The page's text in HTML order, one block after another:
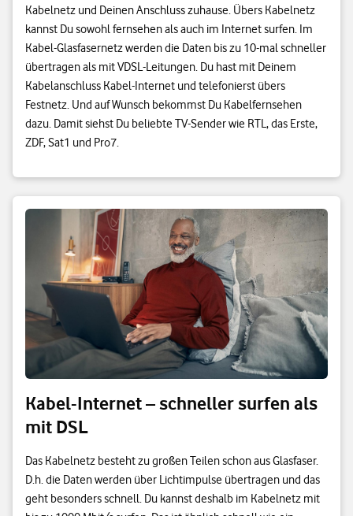
Kabelnetz und Deinen Anschluss zuhause. Übers Kabelnetz
kannst Du sowohl fernsehen als auch im Internet surfen. Im
Kabel-Glasfasernetz werden die Daten bis zu 10-mal schneller
übertragen als mit VDSL-Leitungen. Du hast mit Deinem
Kabelanschluss Kabel-Internet und telefonierst übers
Festnetz. Und auf Wunsch bekommst Du Kabelfernsehen
dazu. Damit siehst Du beliebte TV-Sender wie RTL, das Erste,
ZDF, Sat1 und Pro7.
Kabel-Internet – schneller surfen als
mit DSL
Das Kabelnetz besteht zu großen Teilen schon aus Glasfaser.
D.h. die Daten werden über Lichtimpulse übertragen und das
geht besonders schnell. Du kannst deshalb im Kabelnetz mit